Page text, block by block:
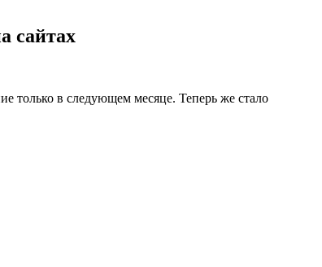
сайтах
только в следующем месяце. Теперь же стало